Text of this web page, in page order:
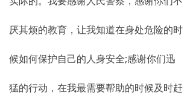
厌其烦的教育，让我知道在身处危险的时
候如何保护自己的人身安全;感谢你们迅
猛的行动，在我最需要帮助的时候及时赶